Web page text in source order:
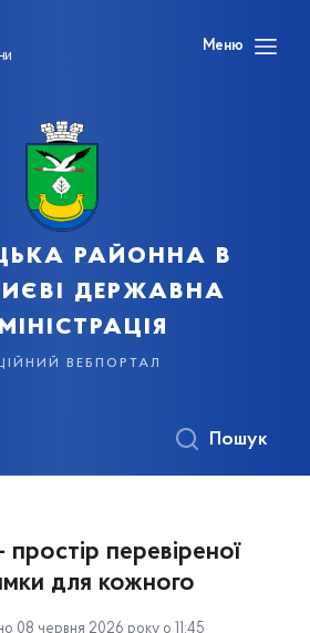
Меню
районна в
державна
вебпортал
Пошук
перевіреної
для кожного
08 червня 2026 року о 11:45